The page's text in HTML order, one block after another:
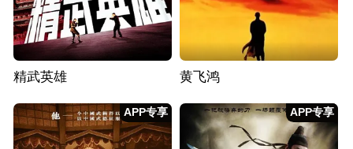
精武英雄 黄飞鸿
APP专享 APP专享